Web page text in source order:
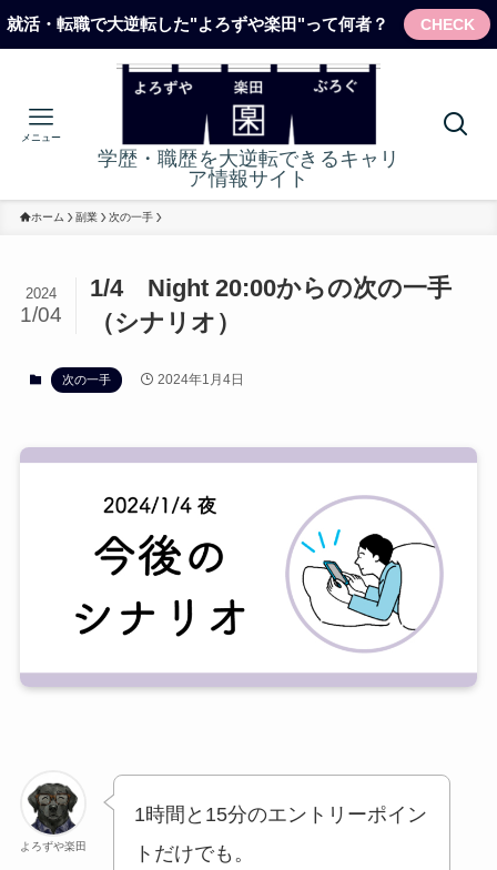
就活・転職で大逆転した"よろずや楽田"って何者？ CHECK
学歴・職歴を大逆転できるキャリ
ア情報サイト
メニュー
ホーム 副業 次の一手
1/4 Night 20:00からの次の一手
（シナリオ）
2024
1/04
次の一手 2024年1月4日
よろずや楽田
1時間と15分のエントリーポイン
トだけでも。